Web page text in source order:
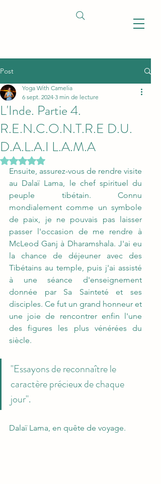
Post
L'Inde. Partie 4.
R.E.N.C.O.N.T.R.E D.U.
D.A.L.A.I L.A.M.A
Yoga With Camelia
6 sept. 2024 3 min de lecture
Noté NaN étoiles sur 5.
Ensuite, assurez-vous de rendre visite
au Dalaï Lama, le chef spirituel du
peuple tibétain. Connu
mondialement comme un symbole
de paix, je ne pouvais pas laisser
passer l'occasion de me rendre à
McLeod Ganj à Dharamshala. J'ai eu
la chance de déjeuner avec des
Tibétains au temple, puis j'ai assisté
à une séance d'enseignement
donnée par Sa Sainteté et ses
disciples. Ce fut un grand honneur et
une joie de rencontrer enfin l'une
des figures les plus vénérées du
siècle.
"Essayons de reconnaître le
caractère précieux de chaque
jour".
Dalaï Lama, en quête de voyage.